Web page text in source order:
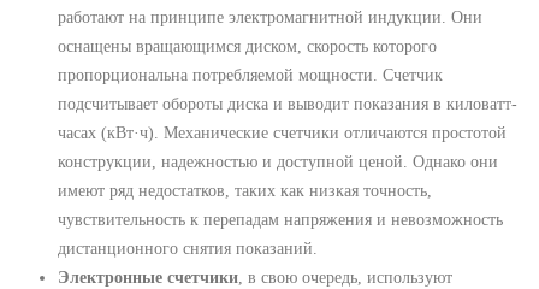
работают на принципе электромагнитной индукции. Они
оснащены вращающимся диском, скорость которого
пропорциональна потребляемой мощности. Счетчик
подсчитывает обороты диска и выводит показания в киловатт-
часах (кВт·ч). Механические счетчики отличаются простотой
конструкции, надежностью и доступной ценой. Однако они
имеют ряд недостатков, таких как низкая точность,
чувствительность к перепадам напряжения и невозможность
дистанционного снятия показаний.
Электронные счетчики, в свою очередь, используют